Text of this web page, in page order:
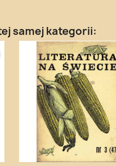
samej kategorii: